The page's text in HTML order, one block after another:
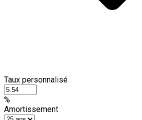
Taux personnalisé
%
Amortissement